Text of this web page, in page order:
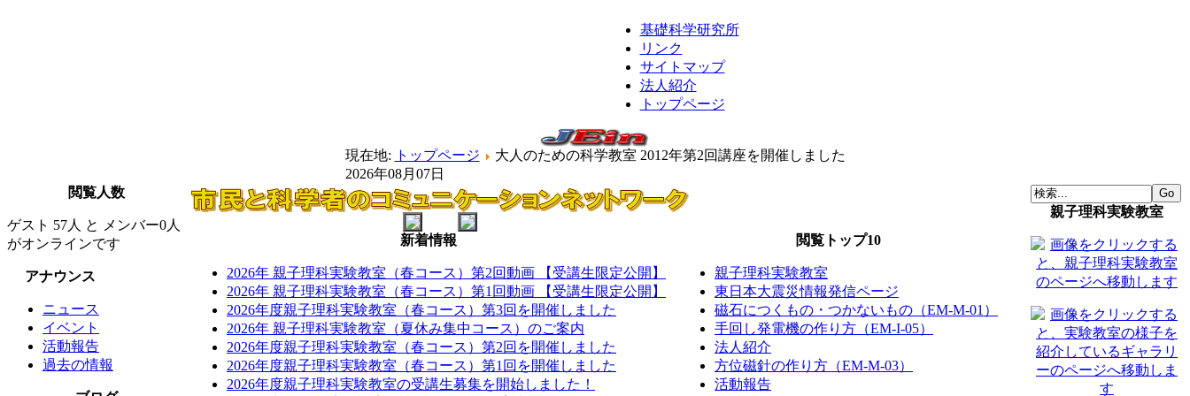
基礎科学研究所
リンク
サイトマップ
法人紹介
トップページ
現在地: トップページ
大人のための科学教室 2012年第2回講座を開催しました
2026年08月07日
閲覧人数
ゲスト 57人 と メンバー0人
がオンラインです
アナウンス
ニュース
イベント
活動報告
過去の情報
新着情報
2026年 親子理科実験教室（春コース）第2回動画 【受講生限定公開】
2026年 親子理科実験教室（春コース）第1回動画 【受講生限定公開】
2026年度親子理科実験教室（春コース）第3回を開催しました
2026年 親子理科実験教室（夏休み集中コース）のご案内
2026年度親子理科実験教室（春コース）第2回を開催しました
2026年度親子理科実験教室（春コース）第1回を開催しました
2026年度親子理科実験教室の受講生募集を開始しました！
閲覧トップ10
親子理科実験教室
東日本大震災情報発信ページ
磁石につくもの・つかないもの（EM-M-01）
手回し発電機の作り方（EM-I-05）
法人紹介
方位磁針の作り方（EM-M-03）
活動報告
Go
親子理科実験教室